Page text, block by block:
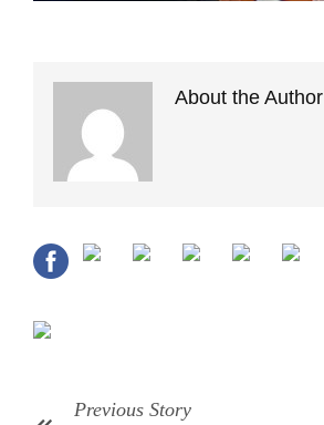
About the Author
Previous Story